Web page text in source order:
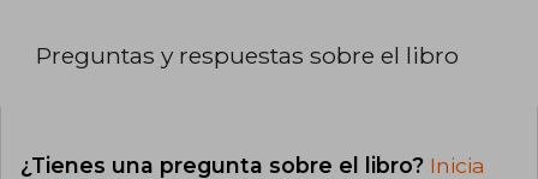
Preguntas y respuestas sobre el libro
¿Tienes una pregunta sobre el libro? Inicia